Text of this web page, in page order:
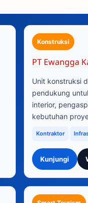
Konstruksi
PT Ewangga
Unit konstruksi
pendukung
interior,
kebutuhan
Kontraktor
Kunjungi